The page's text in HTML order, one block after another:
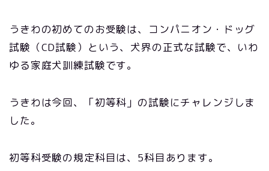
うきわの初めてのお受験は、コンパニオン・ドッグ
試験（CD試験）という、犬界の正式な試験で、いわ
ゆる家庭犬訓練試験です。
うきわは今回、「初等科」の試験にチャレンジしま
した。
初等科受験の規定科目は、5科目あります。